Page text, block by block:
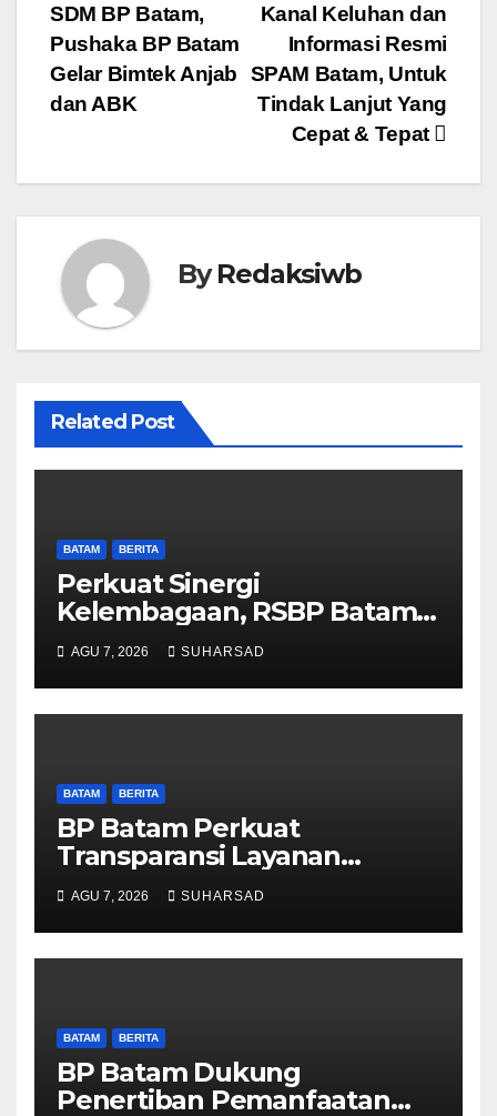
pos
Kanal Keluhan dan
Informasi Resmi
SPAM Batam, Untuk
Tindak Lanjut Yang
Cepat & Tepat
SDM BP Batam,
Pushaka BP Batam
Gelar Bimtek Anjab
dan ABK
ByRedaksiwb
Related Post
BATAM BERITA
Perkuat Sinergi
Kelembagaan, RSBP Batam
dan BPOM Pastikan
Pelayanan dan Ketersediaan
Obat Aman
AGU 7, 2026 SUHARSAD
BATAM BERITA
BP Batam Perkuat
Transparansi Layanan
Pertanahan, Alokasi Tanah
Reguler Segera Hadir Melalui
LMS
AGU 7, 2026 SUHARSAD
BATAM BERITA
BP Batam Dukung
Penertiban Pemanfaatan